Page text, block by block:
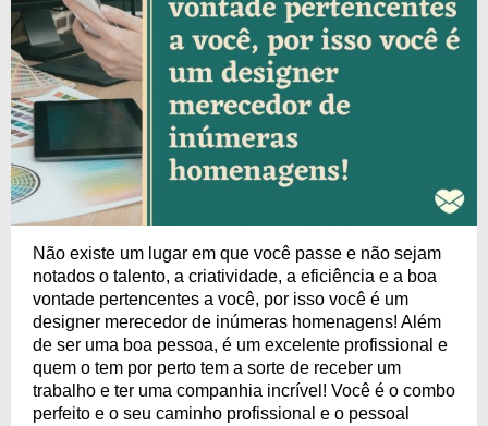
Não existe um lugar em que você passe e não sejam
notados o talento, a criatividade, a eficiência e a boa
vontade pertencentes a você, por isso você é um
designer merecedor de inúmeras homenagens! Além
de ser uma boa pessoa, é um excelente profissional e
quem o tem por perto tem a sorte de receber um
trabalho e ter uma companhia incrível! Você é o combo
perfeito e o seu caminho profissional e o pessoal